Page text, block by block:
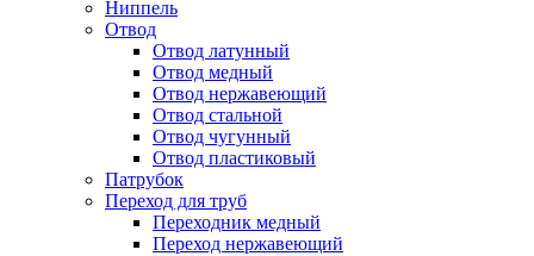
Ниппель
Отвод
Отвод латунный
Отвод медный
Отвод нержавеющий
Отвод стальной
Отвод чугунный
Отвод пластиковый
Патрубок
Переход для труб
Переходник медный
Переход нержавеющий